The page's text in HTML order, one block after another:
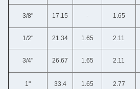
3/8" 17.15 - 1.65
1/2" 21.34 1.65 2.11
3/4" 26.67 1.65 2.11
1" 33.4 1.65 2.77